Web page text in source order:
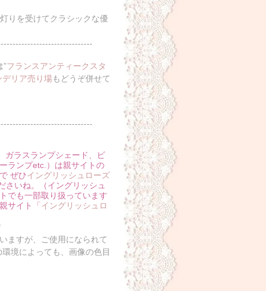
りを受けてクラシックな優
フランスアンティークスタ
デリア売り場もどうぞ併せて
ガラスランプシェード、ビ
ランプetc.）は親サイトの
ぜひイングリッシュローズ
さいね。（イングリッシュ
でも一部取り扱っています
サイト「 イングリッシュロ
ますが、ご使用になられて
境によっても、画像の色目